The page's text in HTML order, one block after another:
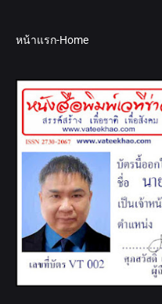
หน้าแรก-Home